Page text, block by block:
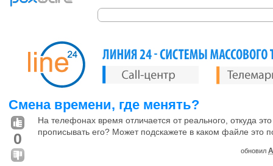
Смена времени, где менять?
0
На телефонах время отличается от реального, откуда
прописывать его? Может подскажете в каком файле это
обновил